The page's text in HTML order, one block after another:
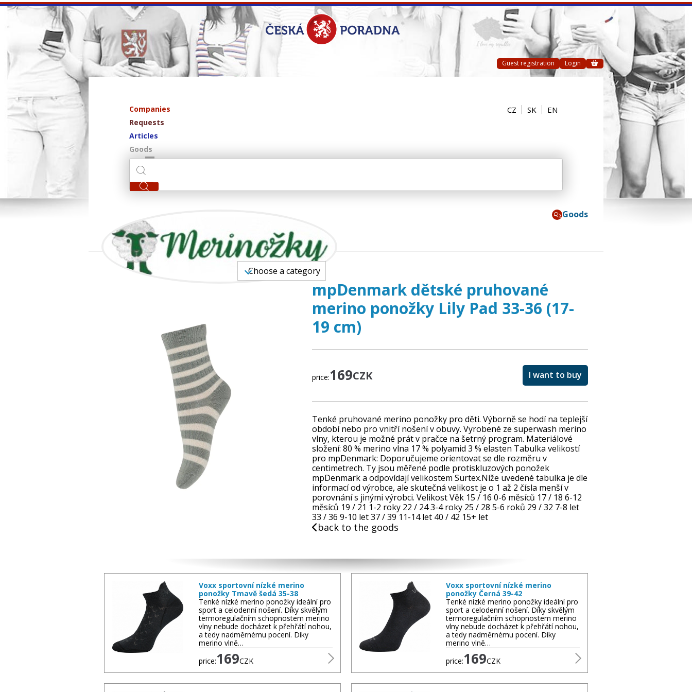
Guest registration Login
Companies
Requests
Articles
Goods
CZ SK EN
Goods
Merinox s.r.o.
Choose a category
mpDenmark dětské pruhované
merino ponožky Lily Pad 33-36 (17-
19 cm)
price:169CZK I want to buy
Tenké pruhované merino ponožky pro děti. Výborně se hodí na teplejší
období nebo pro vnitří nošení v obuvy. Vyrobené ze superwash merino
vlny, kterou je možné prát v pračce na šetrný program. Materiálové
složení: 80 % merino vlna 17 % polyamid 3 % elasten Tabulka velikostí
pro mpDenmark: Doporučujeme orientovat se dle rozměru v
centimetrech. Ty jsou měřené podle protiskluzových ponožek
mpDenmark a odpovídají velikostem Surtex.Níže uvedené tabulka je dle
informací od výrobce, ale skutečná velikost je o 1 až 2 čísla menší v
porovnání s jinými výrobci. Velikost Věk 15 / 16 0-6 měsíců 17 / 18 6-12
měsíců 19 / 21 1-2 roky 22 / 24 3-4 roky 25 / 28 5-6 roků 29 / 32 7-8 let
33 / 36 9-10 let 37 / 39 11-14 let 40 / 42 15+ let
back to the goods
Voxx sportovní nízké merino
ponožky Tmavě šedá 35-38
Tenké nízké merino ponožky ideální pro
sport a celodenní nošení. Díky skvělým
termoregulačním schopnostem merino
vlny nebude docházet k přehřátí nohou,
a tedy nadměrnému pocení. Díky
merino vlně…
price:169CZK
Voxx sportovní nízké merino
ponožky Černá 39-42
Tenké nízké merino ponožky ideální pro
sport a celodenní nošení. Díky skvělým
termoregulačním schopnostem merino
vlny nebude docházet k přehřátí nohou,
a tedy nadměrnému pocení. Díky
merino vlně…
price:169CZK